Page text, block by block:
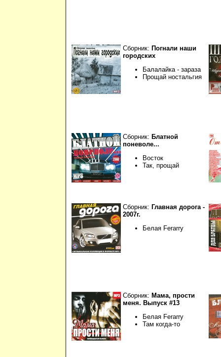
Сборник: Погнали наши
городских
Балалайка - зараза
Прощай ностальгия
Сборник: Блатной
поневоле...
Восток
Так, прощай
Сборник: Главная дорога -
2007г.
Белая Ferarry
Сборник: Мама, прости
меня. Выпуск #13
Белая Ferarry
Там когда-то